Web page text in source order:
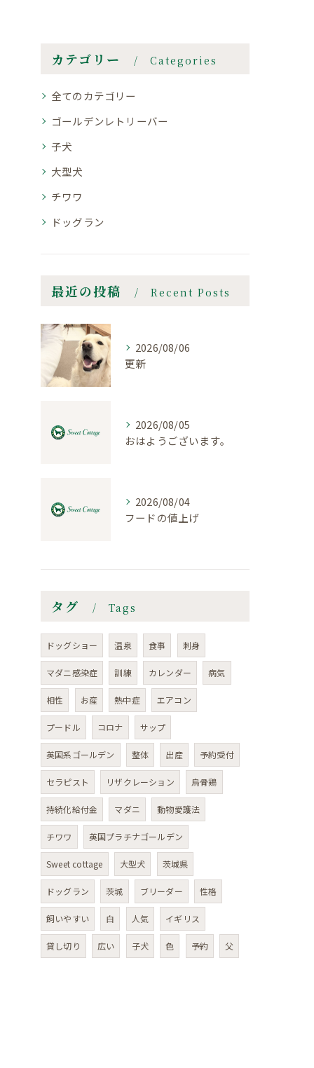
カテゴリー Categories
全てのカテゴリー
ゴールデンレトリーバー
子犬
大型犬
チワワ
ドッグラン
最近の投稿 Recent Posts
2026/08/06
更新
2026/08/05
おはようございます。
2026/08/04
フードの値上げ
タグ Tags
ドッグショー 温泉 食事 刺身
マダニ感染症 訓練 カレンダー 病気
相性 お産 熱中症 エアコン
プードル コロナ サップ
英国系ゴールデン 整体 出産 予約受付
セラピスト リザクレーション 烏骨鶏
持続化給付金 マダニ 動物愛護法
チワワ 英国プラチナゴールデン
Sweet cottage 大型犬 茨城県
ドッグラン 茨城 ブリーダー 性格
飼いやすい 白 人気 イギリス
貸し切り 広い 子犬 色 予約 父